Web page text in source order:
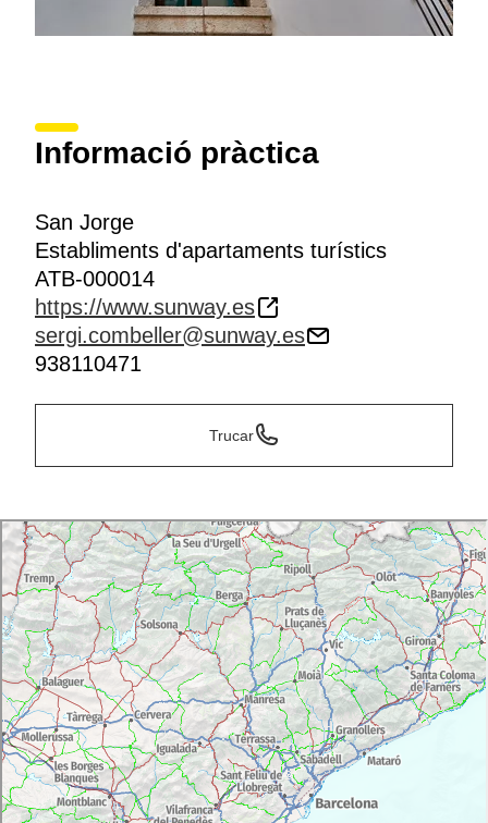
Informació pràctica
San Jorge
Establiments d'apartaments turístics
ATB-000014
https://www.sunway.es
sergi.combeller@sunway.es
938110471
Trucar